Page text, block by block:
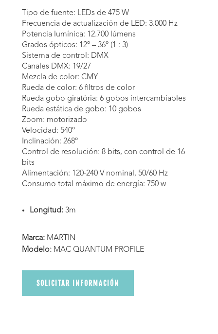
Tipo de fuente: LEDs de 475 W
Frecuencia de actualización de LED: 3.000 Hz
Potencia lumínica: 12.700 lúmens
Grados ópticos: 12º – 36º (1 : 3)
Sistema de control: DMX
Canales DMX: 19/27
Mezcla de color: CMY
Rueda de color: 6 filtros de color
Rueda gobo giratória: 6 gobos intercambiables
Rueda estática de gobo: 10 gobos
Zoom: motorizado
Velocidad: 540º
Inclinación: 268º
Control de resolución: 8 bits, con control de 16
bits
Alimentación: 120-240 V nominal, 50/60 Hz
Consumo total máximo de energía: 750 w
Longitud:3m
Marca:MARTIN
Modelo:MAC QUANTUM PROFILE
SOLICITAR INFORMACIÓN